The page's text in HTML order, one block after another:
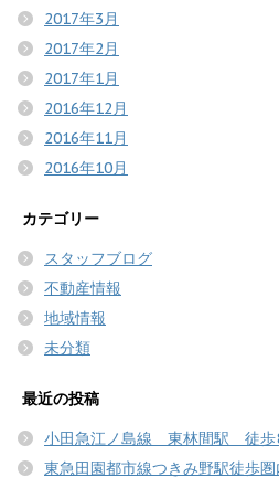
2017年3月
2017年2月
2017年1月
2016年12月
2016年11月
2016年10月
カテゴリー
スタッフブログ
不動産情報
地域情報
未分類
最近の投稿
小田急江ノ島線 東林間駅 徒歩8
東急田園都市線つきみ野駅徒歩